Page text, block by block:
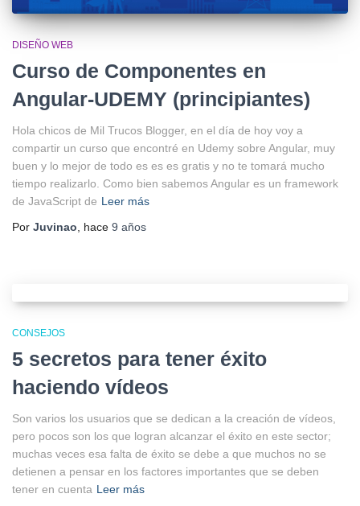
DISEÑO WEB
Curso de Componentes en
Angular-UDEMY (principiantes)
Hola chicos de Mil Trucos Blogger, en el día de hoy voy a
compartir un curso que encontré en Udemy sobre Angular, muy
buen y lo mejor de todo es es es gratis y no te tomará mucho
tiempo realizarlo. Como bien sabemos Angular es un framework
de JavaScript de Leer más
Por Juvinao , hace 9 años
CONSEJOS
5 secretos para tener éxito
haciendo vídeos
Son varios los usuarios que se dedican a la creación de vídeos,
pero pocos son los que logran alcanzar el éxito en este sector;
muchas veces esa falta de éxito se debe a que muchos no se
detienen a pensar en los factores importantes que se deben
tener en cuenta Leer más